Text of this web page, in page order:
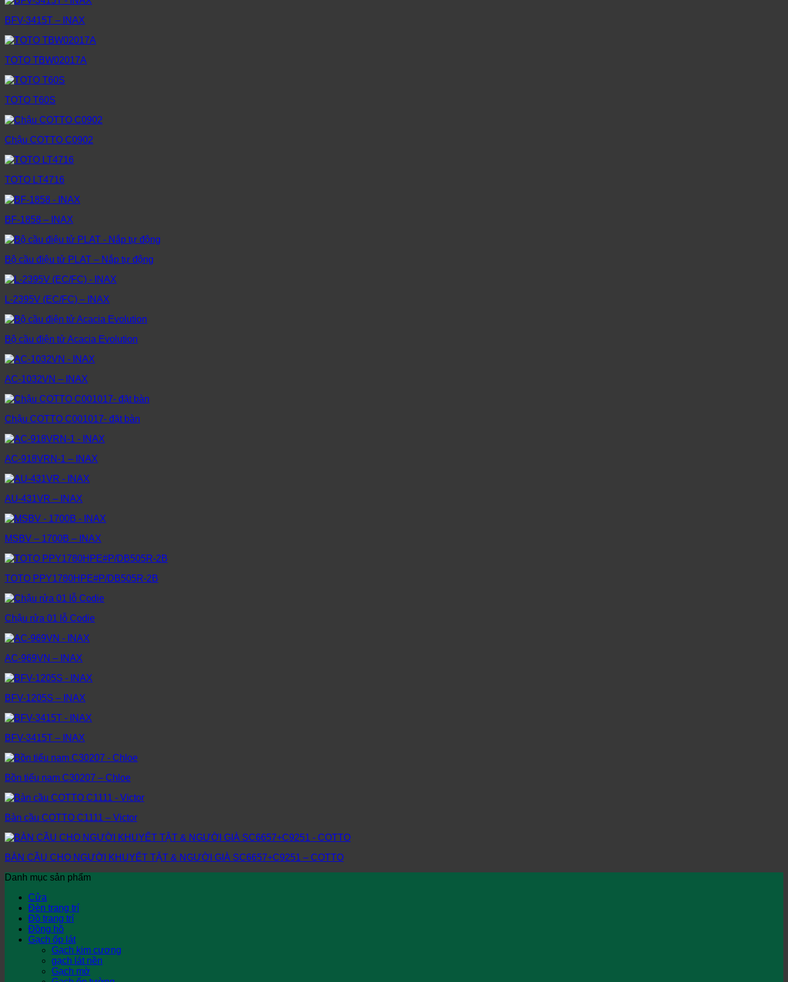
BFV-3415T – INAX
TOTO TBW02017A
TOTO T60S
Chậu COTTO C0902
TOTO LT4716
BF-1858 – INAX
Bộ cầu điệu tử PLAT – Nắp tự động
L-2395V (EC/FC) – INAX
Bộ cầu điện tử Acacia Evolution
AC-1032VN – INAX
Chậu COTTO C001017- đặt bàn
AC-918VRN-1 – INAX
AU-431VR – INAX
MSBV – 1700B – INAX
TOTO PPY1780HPE#P/DB505R-2B
Chậu rửa 01 lỗ Codie
AC-969VN – INAX
BFV-1205S – INAX
BFV-3415T – INAX
Bồn tiểu nam C30207 – Chloe
Bàn cầu COTTO C1111 – Victor
BÀN CẦU CHO NGƯỜI KHUYẾT TẬT & NGƯỜI GIÀ SC6657+C9251 – COTTO
Danh mục sản phẩm
Cửa
Đèn trang trí
Đồ trang trí
Đồng hồ
Gạch ốp lát
Gạch kim cương
gạch lát nền
Gạch mờ